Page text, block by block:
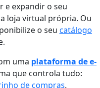
e expandir o seu
loja virtual própria. Ou
o seu catálogo
uma plataforma de e-
que controla tudo:
de compras,